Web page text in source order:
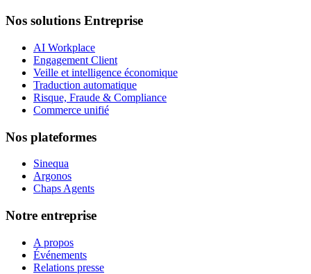
Nos solutions Entreprise
AI Workplace
Engagement Client
Veille et intelligence économique
Traduction automatique
Risque, Fraude & Compliance
Commerce unifié
Nos plateformes
Sinequa
Argonos
Chaps Agents
Notre entreprise
A propos
Événements
Relations presse